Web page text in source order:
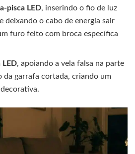
pisca LED, inserindo o fio de luz
deixando o cabo de energia sair
furo feito com broca específica
LED, apoiando a vela falsa na parte
da garrafa cortada, criando um